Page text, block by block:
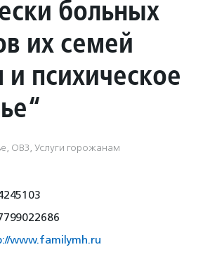
больных
их семей
психическое
ОВЗ, Услуги горожанам
www.familymh.ru